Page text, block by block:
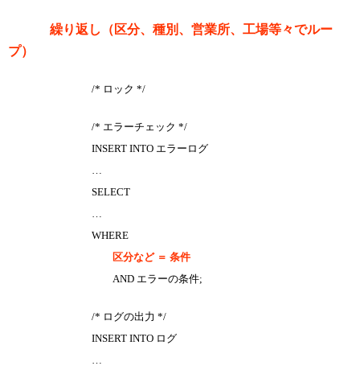
繰り返し（区分、種別、営業所、工場等々でルー
プ）
/* ロック */
/* エラーチェック */
INSERT INTO エラーログ
…
SELECT
…
WHERE
区分など ＝ 条件
AND エラーの条件;
/* ログの出力 */
INSERT INTO ログ
…